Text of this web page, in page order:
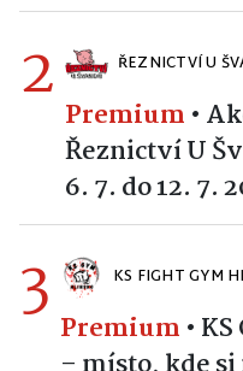
a stříbra
ŘEZNICTVÍ U
Premium •
Řeznictví U
6. 7. do 12. 7.
KS FIGHT GYM